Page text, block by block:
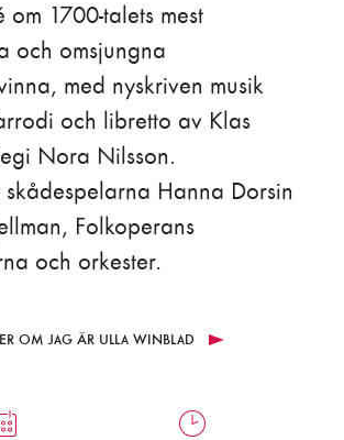
1700-talets mest
och omsjungna
med nyskriven musik
och libretto av Klas
Nora Nilsson.
skådespelarna Hanna Dorsin
Folkoperans
och orkester.
OM JAG ÄR ULLA WINBLAD